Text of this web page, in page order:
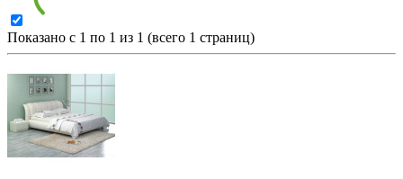
Показано с 1 по 1 из 1 (всего 1 страниц)